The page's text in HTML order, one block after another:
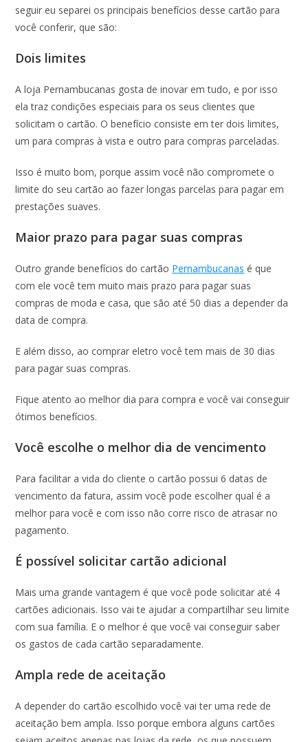
seguir eu separei os principais benefícios desse cartão para
você conferir, que são:
Dois limites
A loja Pernambucanas gosta de inovar em tudo, e por isso
ela traz condições especiais para os seus clientes que
solicitam o cartão. O benefício consiste em ter dois limites,
um para compras à vista e outro para compras parceladas.
Isso é muito bom, porque assim você não compromete o
limite do seu cartão ao fazer longas parcelas para pagar em
prestações suaves.
Maior prazo para pagar suas compras
Outro grande benefícios do cartão Pernambucanas é que
com ele você tem muito mais prazo para pagar suas
compras de moda e casa, que são até 50 dias a depender da
data de compra.
E além disso, ao comprar eletro você tem mais de 30 dias
para pagar suas compras.
Fique atento ao melhor dia para compra e você vai conseguir
ótimos benefícios.
Você escolhe o melhor dia de vencimento
Para facilitar a vida do cliente o cartão possui 6 datas de
vencimento da fatura, assim você pode escolher qual é a
melhor para você e com isso não corre risco de atrasar no
pagamento.
É possível solicitar cartão adicional
Mais uma grande vantagem é que você pode solicitar até 4
cartões adicionais. Isso vai te ajudar a compartilhar seu limite
com sua família. E o melhor é que você vai conseguir saber
os gastos de cada cartão separadamente.
Ampla rede de aceitação
A depender do cartão escolhido você vai ter uma rede de
aceitação bem ampla. Isso porque embora alguns cartões